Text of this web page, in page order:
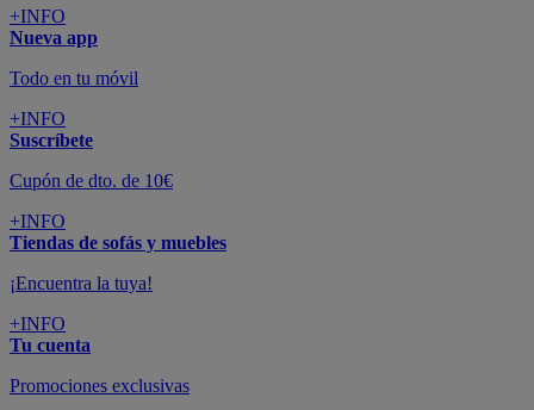
+INFO
Nueva app
Todo en tu móvil
+INFO
Suscríbete
Cupón de dto. de 10€
+INFO
Tiendas de sofás y muebles
¡Encuentra la tuya!
+INFO
Tu cuenta
Promociones exclusivas